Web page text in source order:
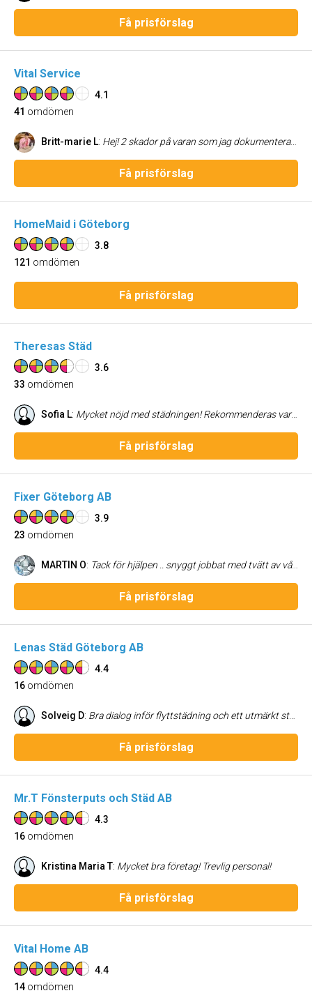
Få prisförslag
Vital Service
4.1
41 omdömen
Britt-marie L: Hej! 2 skador på varan som jag dokumenterat. Vet ej eller har ej fått uppgift om var man sänder in foto på detta
Få prisförslag
HomeMaid i Göteborg
3.8
121 omdömen
Få prisförslag
Theresas Städ
3.6
33 omdömen
Sofia L: Mycket nöjd med städningen! Rekommenderas varmt! Trevligt bemötande och snabba svar! Anlitar gärna Theresas Städ igen!
Få prisförslag
Fixer Göteborg AB
3.9
23 omdömen
MARTIN O: Tack för hjälpen .. snyggt jobbat med tvätt av vårat tak. Trevligt och professionellt bemötande , fick offerten på eftermiddagen och kom på utsatt tid ,förstår vad man vill ha gjort. Städat och rent efteråt. Kan varmt rekommendera Fixer Göteborg AB.
Få prisförslag
Lenas Städ Göteborg AB
4.4
16 omdömen
Solveig D: Bra dialog inför flyttstädning och ett utmärkt städjobb. TACK!
Få prisförslag
Mr.T Fönsterputs och Städ AB
4.3
16 omdömen
Kristina Maria T: Mycket bra företag! Trevlig personal!
Få prisförslag
Vital Home AB
4.4
14 omdömen